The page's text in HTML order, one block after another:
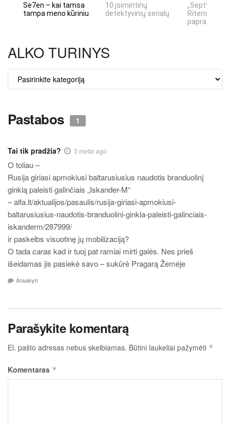
Se7en – kai tamsa
tampa meno kūriniu
10 įsimintinų
detektyvinių serialų
„Septynių
Riteris" – kai
ALKO TURINYS
TURINYS
Pastabos 1
Tai tik pradžia? 3 metai ago
O toliau –
Rusija giriasi apmokiusi baltarusiusius naudotis branduolinį
ginklą paleisti galinčiais „Iskander-M“
– alfa.lt/aktualijos/pasaulis/rusija-giriasi-apmokiusi-
baltarusiusius-naudotis-branduolini-ginkla-paleisti-galinciais-
iskanderm/287999/
ir paskelbs visuotinę jų mobilizaciją?
O tadacaras kad ir tuoj pat ramiai mirti galės. Nes prieš
išeidamas jis pasiekė savo – sukūrė Pragarą Žemėje
Atsakyti
Parašykite komentarą
El. pašto adresas nebus skelbiamas. Būtini laukeliai pažymėti *
Komentaras *